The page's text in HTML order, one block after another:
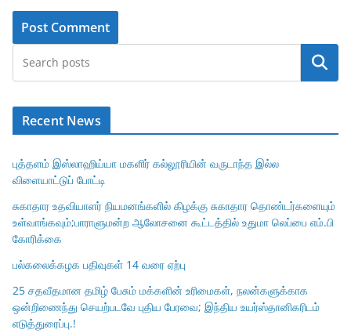
Search
Recent News
புத்தளம் இஸ்லாஹிய்யா மகளிர் கல்லூரியின் வருடாந்த இல்ல
விளையாட்டுப் போட்டி
சுகாதார உதவியாளர் நியமனங்களில் கிழக்கு சுகாதார தொண்டர்களையும்
உள்வாங்கவும்;பாராளுமன்ற ஆலோசனை கூட்டத்தில் உதுமா லெப்பை எம்.பி
கோரிக்கை
பல்கலைக்கழக பதிவுகள் 14 வரை ஏற்பு
25 சதவீதமான தமிழ் பேசும் மக்களின் உரிமைகள், நலன்களுக்காக
ஒன்றிணைந்து செயற்படவே புதிய பேரவை; இந்திய உயர்ஸ்தானிகரிடம்
எடுத்துரைப்பு.!